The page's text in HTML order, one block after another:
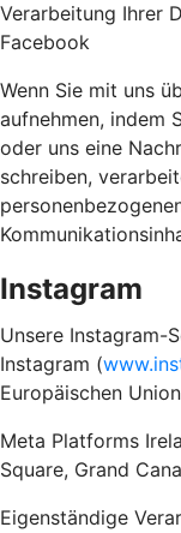
Verarbeitung Ihrer
Facebook
Wenn Sie mit uns
aufnehmen, indem
oder uns eine
schreiben,
Instagram
Unsere Instagram-
Instagram (
Europäischen
Meta Platforms
Square, Grand
Eigenständige